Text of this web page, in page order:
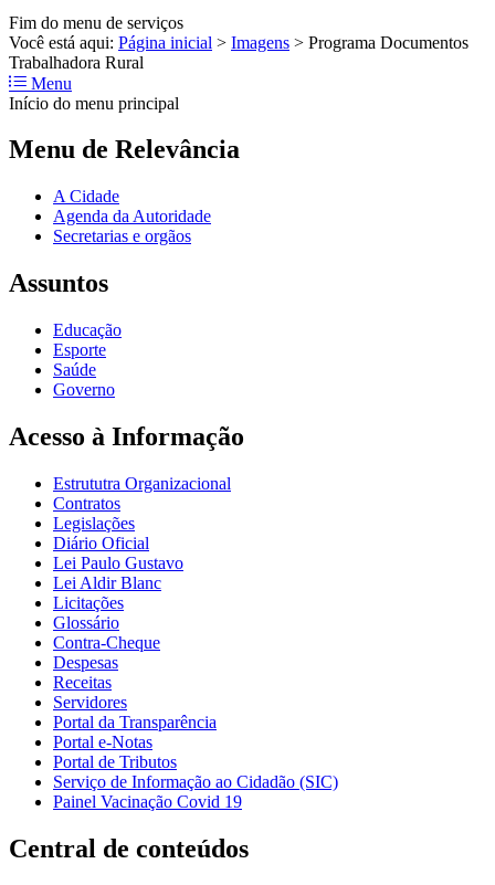
Fim do menu de serviços
Você está aqui: Página inicial > Imagens > Programa Documentos
Trabalhadora Rural
Menu
Início do menu principal
Menu de Relevância
A Cidade
Agenda da Autoridade
Secretarias e orgãos
Assuntos
Educação
Esporte
Saúde
Governo
Acesso à Informação
Estrututra Organizacional
Contratos
Legislações
Diário Oficial
Lei Paulo Gustavo
Lei Aldir Blanc
Licitações
Glossário
Contra-Cheque
Despesas
Receitas
Servidores
Portal da Transparência
Portal e-Notas
Portal de Tributos
Serviço de Informação ao Cidadão (SIC)
Painel Vacinação Covid 19
Central de conteúdos